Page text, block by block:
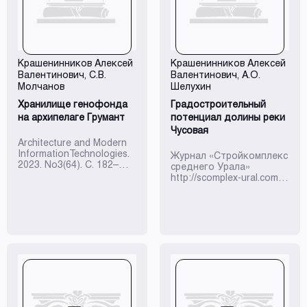
зависимости от
приоритетных задач,
дальнейшего развития
городов. В
послереволюционное
десятилетие на первый
план в...
на форсированную
индустриализацию
страны. В ходе обсл...
Крашенинников Алексей
Валентинович, С.В.
Молчанов
Хранилище генофонда
на архипелаге Грумант
Architecture and Modern
InformationTechnologies.
2023. No3(64). С. 182–
Крашенинников Алексей
Валентинович, А.О.
Шелухин
Градостроительный
потенциал долины реки
Чусовая
Журнал «Стройкомплекс
среднего Урала»
http://scomplex-ural.com